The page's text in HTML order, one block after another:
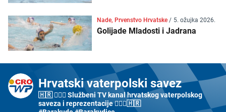
Nade, Prvenstvo Hrvatske/ 5. ožujka 2026.
Golijade Mladosti i Jadrana
Hrvatski vaterpolski savez
🇭🇷 🤽🏼‍♂️ Službeni TV kanal hrvatskog vaterpolskog
saveza i reprezentacije 🤽🏼‍♀️🇭🇷